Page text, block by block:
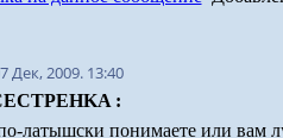
Дек, 2009. 13:40
:
латышски понимаете или вам